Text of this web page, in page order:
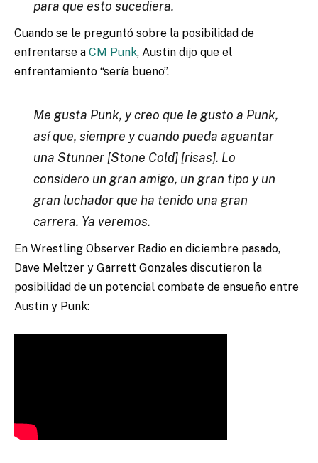
para que esto sucediera.
Cuando se le preguntó sobre la posibilidad de
enfrentarse a CM Punk, Austin dijo que el
enfrentamiento “sería bueno”.
Me gusta Punk, y creo que le gusto a Punk,
así que, siempre y cuando pueda aguantar
una Stunner [Stone Cold] [risas]. Lo
considero un gran amigo, un gran tipo y un
gran luchador que ha tenido una gran
carrera. Ya veremos.
En Wrestling Observer Radio en diciembre pasado,
Dave Meltzer y Garrett Gonzales discutieron la
posibilidad de un potencial combate de ensueño entre
Austin y Punk: